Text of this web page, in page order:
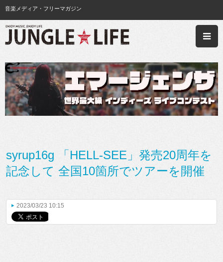
音楽メディア・フリーマガジン
syrup16g 「HELL-SEE」発売20周年を
記念して 全国10箇所でツアーを開催
2023/03/23 10:15